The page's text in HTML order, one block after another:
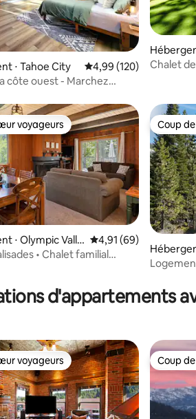
de 160 commentaires : 4,92 sur 5
⋅ Tahoe City Évaluation moyenne
4,99 (120)
côte ouest - Marchez
Chalet
de 169 commentaires : 4,79 sur 5
voyageurs
voyageurs
⋅ Olympic Valle Évaluation moyenne
4,91 (69)
• Chalet familial
Coup
Coup
ows
d'appartements
voyageurs
voyageurs Coup
Coup